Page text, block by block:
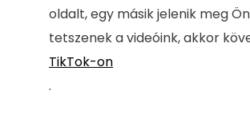
oldalt, egy másik jelenik meg
tetszenek a videóink, akkor
TikTok-on
.